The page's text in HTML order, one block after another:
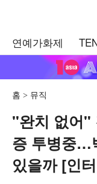
연예가화제
홈 뮤직
"완치 없어"
증 투병중…
있을까 [인